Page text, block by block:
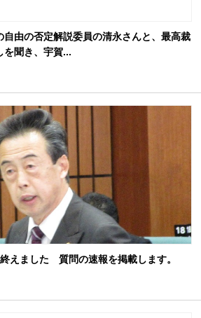
由の否定解説委員の清永さんと、最高裁
を聞き、宇賀...
えました 質問の速報を掲載します。